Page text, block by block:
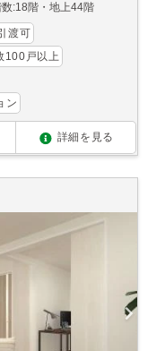
数:18階・地上44階
渡可
100戸以上
ン
詳細を見る